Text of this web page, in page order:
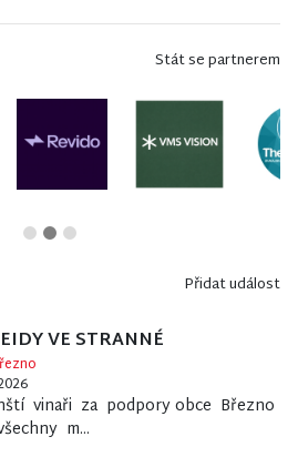
Stát se partnerem
Přidat událost
VE STRANNÉ
vinaři za podpory obce Březno
m...